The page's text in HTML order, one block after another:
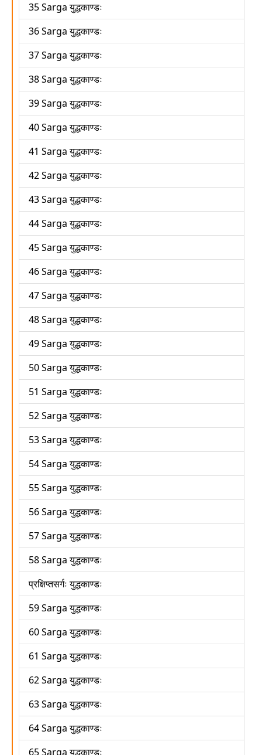
35 Sarga युद्धकाण्डः
36 Sarga युद्धकाण्डः
37 Sarga युद्धकाण्डः
38 Sarga युद्धकाण्डः
39 Sarga युद्धकाण्डः
40 Sarga युद्धकाण्डः
41 Sarga युद्धकाण्डः
42 Sarga युद्धकाण्डः
43 Sarga युद्धकाण्डः
44 Sarga युद्धकाण्डः
45 Sarga युद्धकाण्डः
46 Sarga युद्धकाण्डः
47 Sarga युद्धकाण्डः
48 Sarga युद्धकाण्डः
49 Sarga युद्धकाण्डः
50 Sarga युद्धकाण्डः
51 Sarga युद्धकाण्डः
52 Sarga युद्धकाण्डः
53 Sarga युद्धकाण्डः
54 Sarga युद्धकाण्डः
55 Sarga युद्धकाण्डः
56 Sarga युद्धकाण्डः
57 Sarga युद्धकाण्डः
58 Sarga युद्धकाण्डः
प्रक्षिप्तसर्गः युद्धकाण्डः
59 Sarga युद्धकाण्डः
60 Sarga युद्धकाण्डः
61 Sarga युद्धकाण्डः
62 Sarga युद्धकाण्डः
63 Sarga युद्धकाण्डः
64 Sarga युद्धकाण्डः
65 Sarga युद्धकाण्डः